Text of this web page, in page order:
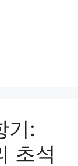
기:
초석